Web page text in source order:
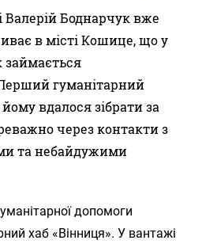
Боднарчук вже
в місті Кошице, що у
займається
гуманітарний
вдалося зібрати за
через контакти з
та небайдужими
допомоги
хаб «Вінниця». У вантажі